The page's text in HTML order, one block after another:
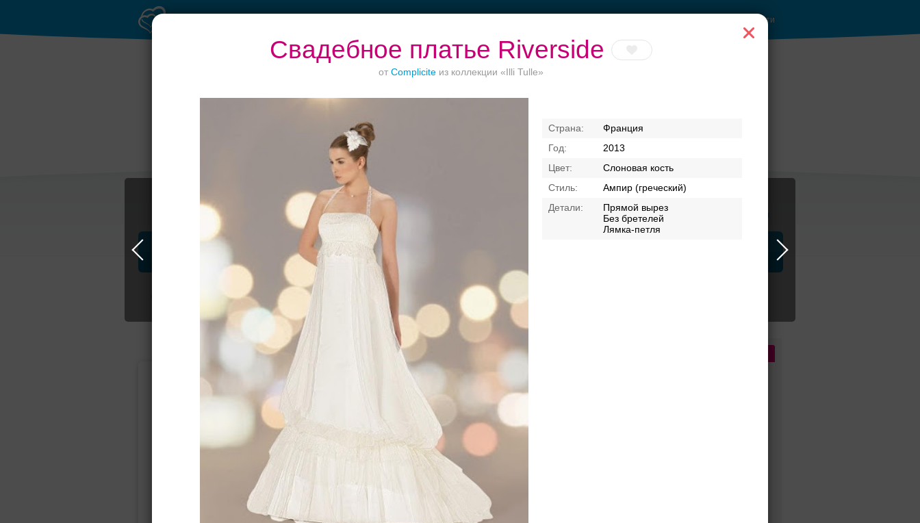
Свадебное платье Riverside
от Compliciteиз коллекции «Illi Tulle»
Франция
2013
Слоновая кость
Ампир (греческий)
Прямой вырез
Без бретелей
Лямка-петля
Войти
Торжества за
городом
образ
Журнал
Свадебные платья
Свадебные платья
Подбор свадебного платья
Прямое Русалка